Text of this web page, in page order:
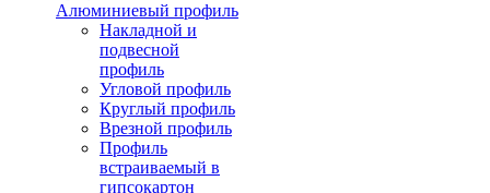
Алюминиевый профиль
Накладной и
подвесной
профиль
Угловой профиль
Круглый профиль
Врезной профиль
Профиль
встраиваемый в
гипсокартон